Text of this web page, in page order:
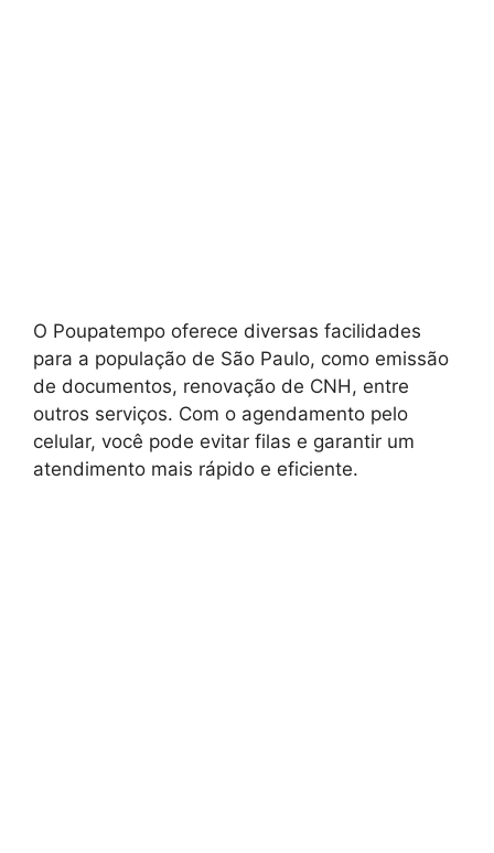
O Poupatempo oferece diversas facilidades
para a população de São Paulo, como emissão
de documentos, renovação de CNH, entre
outros serviços. Com o agendamento pelo
celular, você pode evitar filas e garantir um
atendimento mais rápido e eficiente.